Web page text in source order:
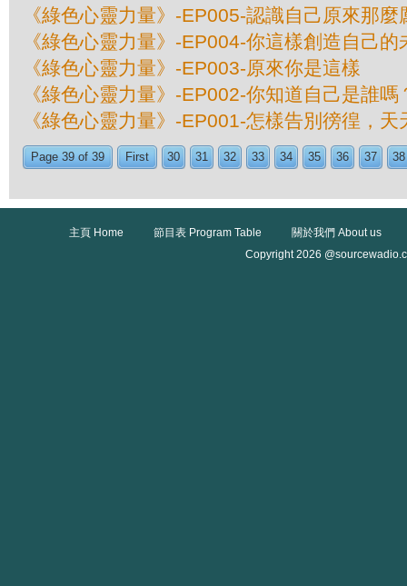
《綠色心靈力量》-EP005-認識自己原來那麼
《綠色心靈力量》-EP004-你這樣創造自己的
《綠色心靈力量》-EP003-原來你是這樣
《綠色心靈力量》-EP002-你知道自己是誰嗎
《綠色心靈力量》-EP001-怎樣告別徬徨，天
Page 39 of 39 First 30 31 32 33 34 35 36 37 38
主頁 Home 節目表 Program Table
關於我們 About us
Copyright 2026